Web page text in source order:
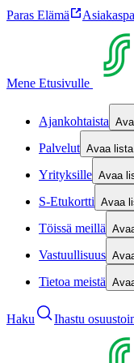
Paras Elämä
Mene Etusivulle
Ajankohtaista
Palvelut Avaa
Yrityksille Avaa
S-Etukortti Avaa
Töissä meillä
Vastuullisuus
Tietoa meistä
Haku Ihastu